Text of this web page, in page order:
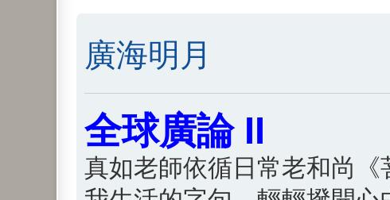
廣海明月
全球廣論 II
真如老師依循日常老和尚